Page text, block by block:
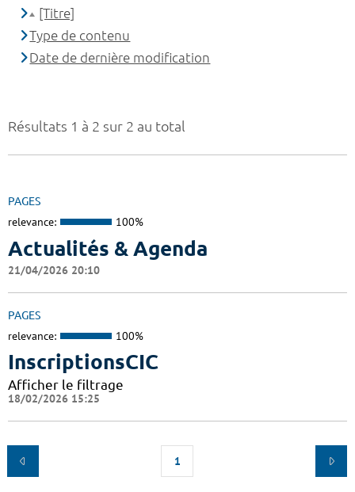
Résultats 1 à 2 sur 2 au total
PAGES
relevance: 100%
Actualités & Agenda
21/04/2026 20:10
PAGES
relevance: 100%
InscriptionsCIC
Afficher le filtrage
18/02/2026 15:25
1
[Titre]
Type de contenu
Date de dernière modification